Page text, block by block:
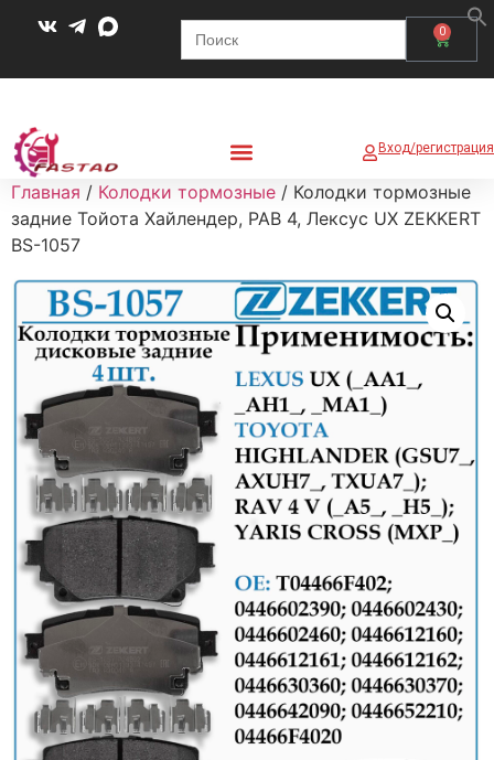
0
Search
for:
Вход/регистрация
Главная / Колодки тормозные / Колодки тормозные
задние Тойота Хайлендер, РАВ 4, Лексус UX ZEKKERT
BS-1057